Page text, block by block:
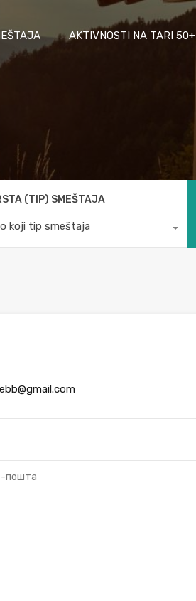
AKTIVNOSTI NA TARI 50+
(TIP) SMEŠTAJA
koji tip smeštaja